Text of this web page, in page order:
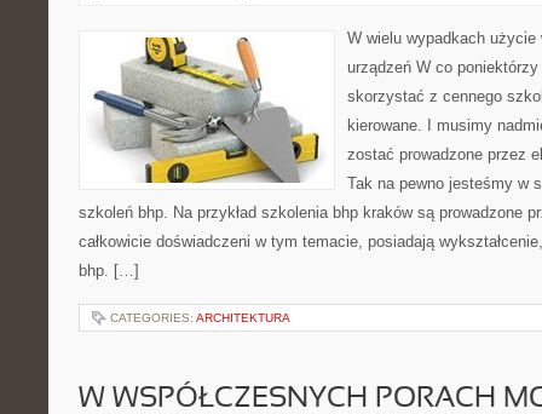
W wielu wypadkach
urządzeń W co
skorzystać z cennego
kierowane. I musimy
zostać prowadzone przez
Tak na pewno jesteśmy w
szkoleń bhp. Na przykład szkolenia bhp kraków są prowadzone
całkowicie doświadczeni w tym temacie, posiadają
bhp. […]
CATEGORIES: ARCHITEKTURA
W WSPÓŁCZESNYCH PORACH